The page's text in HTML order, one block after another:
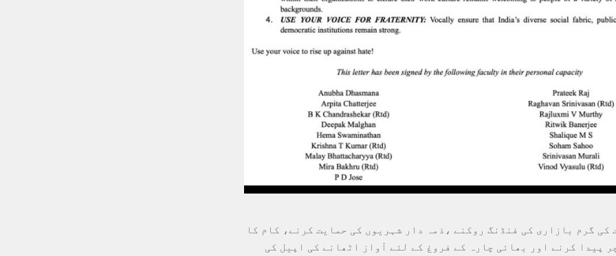
کی گرم بازاری کی فنڈنگ روکنے ،ذمہ دار شہریوں کی حمایت کرنے، کام کا
پیدا کرنے اور بھائی چارہ کے فروغ کے لئے آواز اٹھانے کی اپیل کی